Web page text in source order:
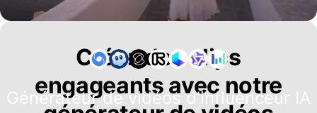
Générateur de vidéos d'influenceur IA
Créez des clips
engageants avec notre